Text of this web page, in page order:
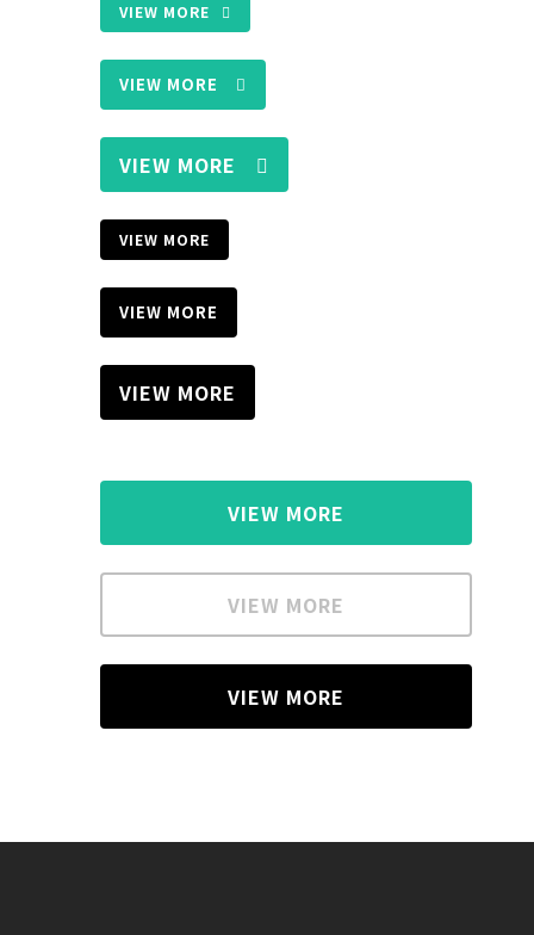
VIEW MORE
VIEW MORE
VIEW MORE
VIEW MORE
VIEW MORE
VIEW MORE
VIEW MORE
VIEW MORE
VIEW MORE